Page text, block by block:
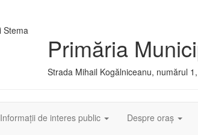
Primăria
Strada Mihail Kogălniceanu, numărul
Informații de interes public Despre oraș